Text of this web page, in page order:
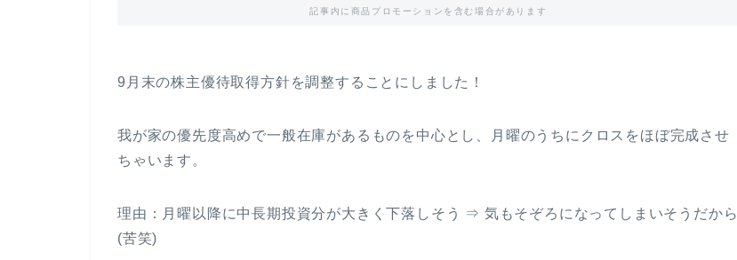
記事内に商品プロモーションを含む場合があります
9月末の株主優待取得方針を調整することにしました！
我が家の優先度高めで一般在庫があるものを中心とし、月曜のうちにクロスをほぼ完成させ
ちゃいます。
理由：月曜以降に中長期投資分が大きく下落しそう ⇒ 気もそぞろになってしまいそうだから
(苦笑)